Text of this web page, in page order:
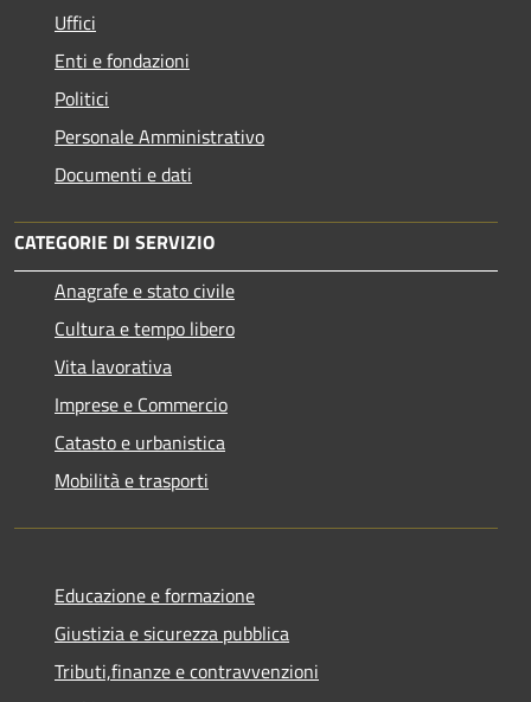
Uffici
Enti e fondazioni
Politici
Personale Amministrativo
Documenti e dati
CATEGORIE DI SERVIZIO
Anagrafe e stato civile
Cultura e tempo libero
Vita lavorativa
Imprese e Commercio
Catasto e urbanistica
Mobilità e trasporti
Educazione e formazione
Giustizia e sicurezza pubblica
Tributi,finanze e contravvenzioni